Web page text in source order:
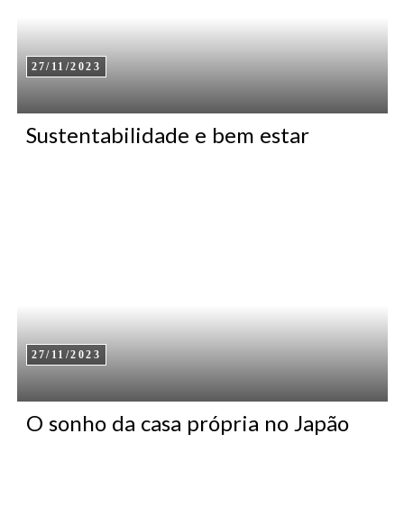
27/11/2023
Sustentabilidade e bem estar
27/11/2023
O sonho da casa própria no Japão